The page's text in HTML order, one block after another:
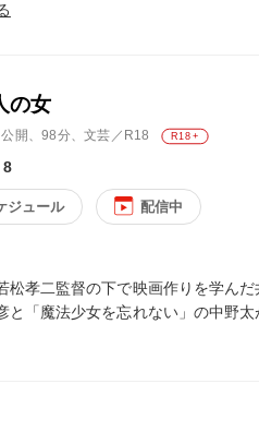
の女
開 、98分、文芸／R18 R18+
8
ジュール 配信中
松孝二監督の下で映画作りを学ん
と「魔法少女を忘れない」の中野